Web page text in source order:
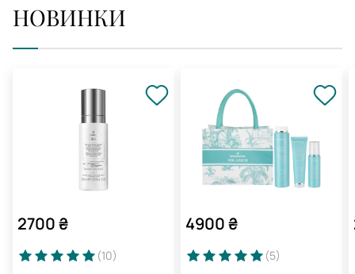
НОВИНКИ
2700₴
(10)
4900₴
(5)